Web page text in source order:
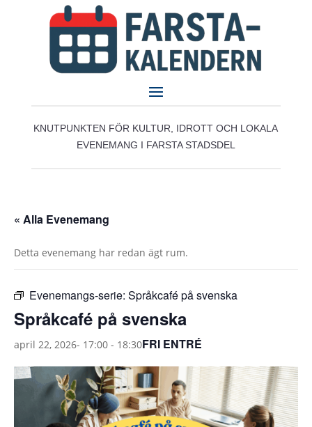
KNUTPUNKTEN FÖR KULTUR, IDROTT OCH LOKALA
EVENEMANG I FARSTA STADSDEL
« Alla Evenemang
Detta evenemang har redan ägt rum.
Evenemangs-serie: Språkcafé på svenska
Språkcafé på svenska
april 22, 2026- 17:00 - 18:30FRI ENTRÉ